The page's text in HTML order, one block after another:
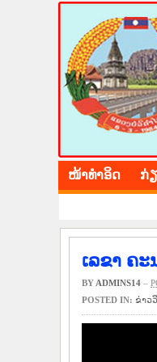
ໜ້າ​ທຳ​ອິດ ກ່
ເລຂາ ຄ
BY ADMINS14 –
POSTED IN: ຂ່າວ​